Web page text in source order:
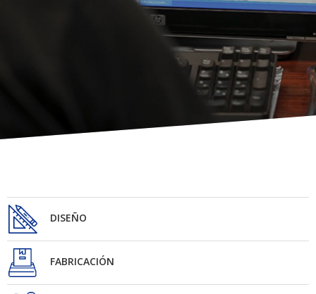
DISEÑO
FABRICACIÓN